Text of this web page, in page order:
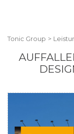
Tonic Group >